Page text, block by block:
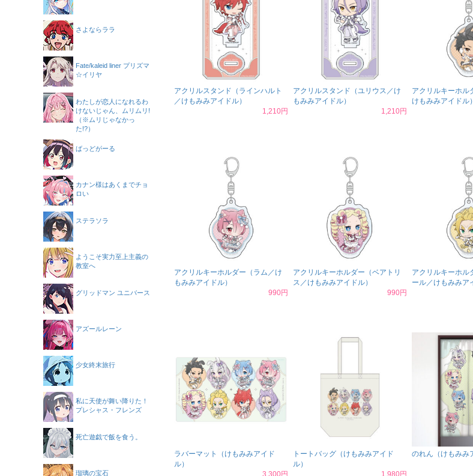
アクリルスタンド（ラインハルト
／けもみみアイドル）
1,210円
アクリルスタンド（ユリウス／け
もみみアイドル）
1,210円
アクリルキーホル
けもみみアイドル）
アクリルキーホルダー（ラム／け
もみみアイドル）
990円
アクリルキーホルダー（ベアトリ
ス／けもみみアイドル）
990円
アクリルキーホル
ール／けもみみア
ラバーマット（けもみみアイド
ル）
3,300円
トートバッグ（けもみみアイド
ル）
1,980円
のれん（けもみみ
さよならララ
Fate/kaleid liner プリズマ
☆イリヤ
わたしが恋人になれるわ
けないじゃん、ムリムリ!
（※ムリじゃなかっ
た!?）
ばっどがーる
カナン様はあくまでチョ
ロい
ステラソラ
ようこそ実力至上主義の
教室へ
グリッドマン ユニバース
アズールレーン
少女終末旅行
私に天使が舞い降りた！
プレシャス・フレンズ
死亡遊戯で飯を食う。
瑠璃の宝石